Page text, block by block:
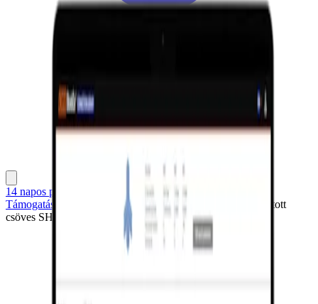
14 napos próbaidőszak
Támogatási Központ
Mintaprojektek
Bevágásokkal ellátott
csöves SHS merevítők